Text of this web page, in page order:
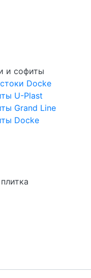
и софиты
Docke
U-Plast
Grand Line
Docke